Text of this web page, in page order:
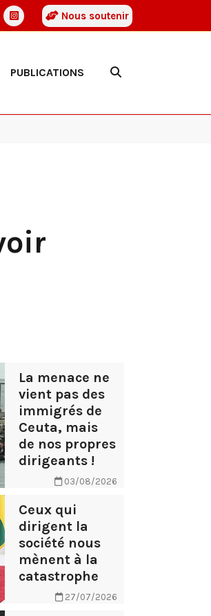
Nous soutenir
PUBLICATIONS
La menace ne
vient pas des
immigrés de
Ceuta, mais
de nos propres
dirigeants !
03/08/2026
Ceux qui
dirigent la
société nous
mènent à la
catastrophe
27/07/2026